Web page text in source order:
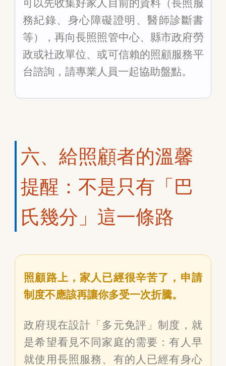
可以先收集好家人目前的資料（長照服
務紀錄、身心障礙證明、醫師診斷書
等），再向長照照管中心、縣市政府勞
政或社政單位、或可信賴的照顧服務平
台諮詢，請專業人員一起協助盤點。
六、給照顧者的溫馨
提醒：不是只有「巴
氏幾分」這一條路
照顧路上，家人已經很辛苦了，申請
制度不應該再讓你多受一次折騰。
政府現在設計「多元免評」制度，就
是希望看見不同家庭的需要：有人早
就使用長照服務、有的人已經有身心